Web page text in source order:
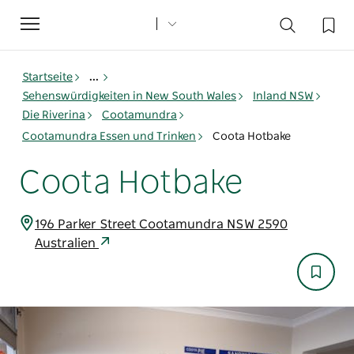
Toggle
navigation
Startseite
...
Sehenswürdigkeiten in New South Wales
Inland NSW
Die Riverina
Cootamundra
Cootamundra Essen und Trinken
Coota Hotbake
Coota Hotbake
196 Parker Street Cootamundra NSW 2590
Australien